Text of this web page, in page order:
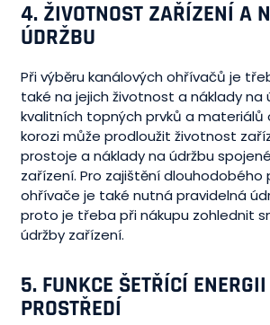
4. ŽIVOTNOST ZAŘÍZENÍ A
ÚDRŽBU
Při výběru kanálových ohřívačů je
také na jejich životnost a náklady na
kvalitních topných prvků a materiálů
korozi může prodloužit životnost
prostoje a náklady na údržbu
zařízení. Pro zajištění dlouhodobého
ohřívače je také nutná pravidelná
proto je třeba při nákupu zohlednit
údržby zařízení.
5. FUNKCE ŠETŘÍCÍ
PROSTŘEDÍ